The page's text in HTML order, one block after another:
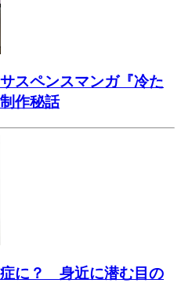
スペンスマンガ『冷た
作秘話
に？ 身近に潜む目の